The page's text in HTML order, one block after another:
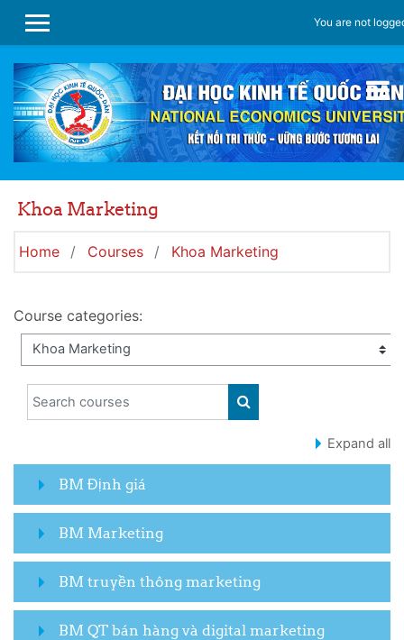
SIDE PANEL
You are not
Khoa Marketing
Home Courses Khoa Marketing
Course categories:
Search courses
SEARCH COURSES
Expand all
BM Định giá
BM Marketing
BM truyền thông marketing
BM QT bán hàng và digital marketing